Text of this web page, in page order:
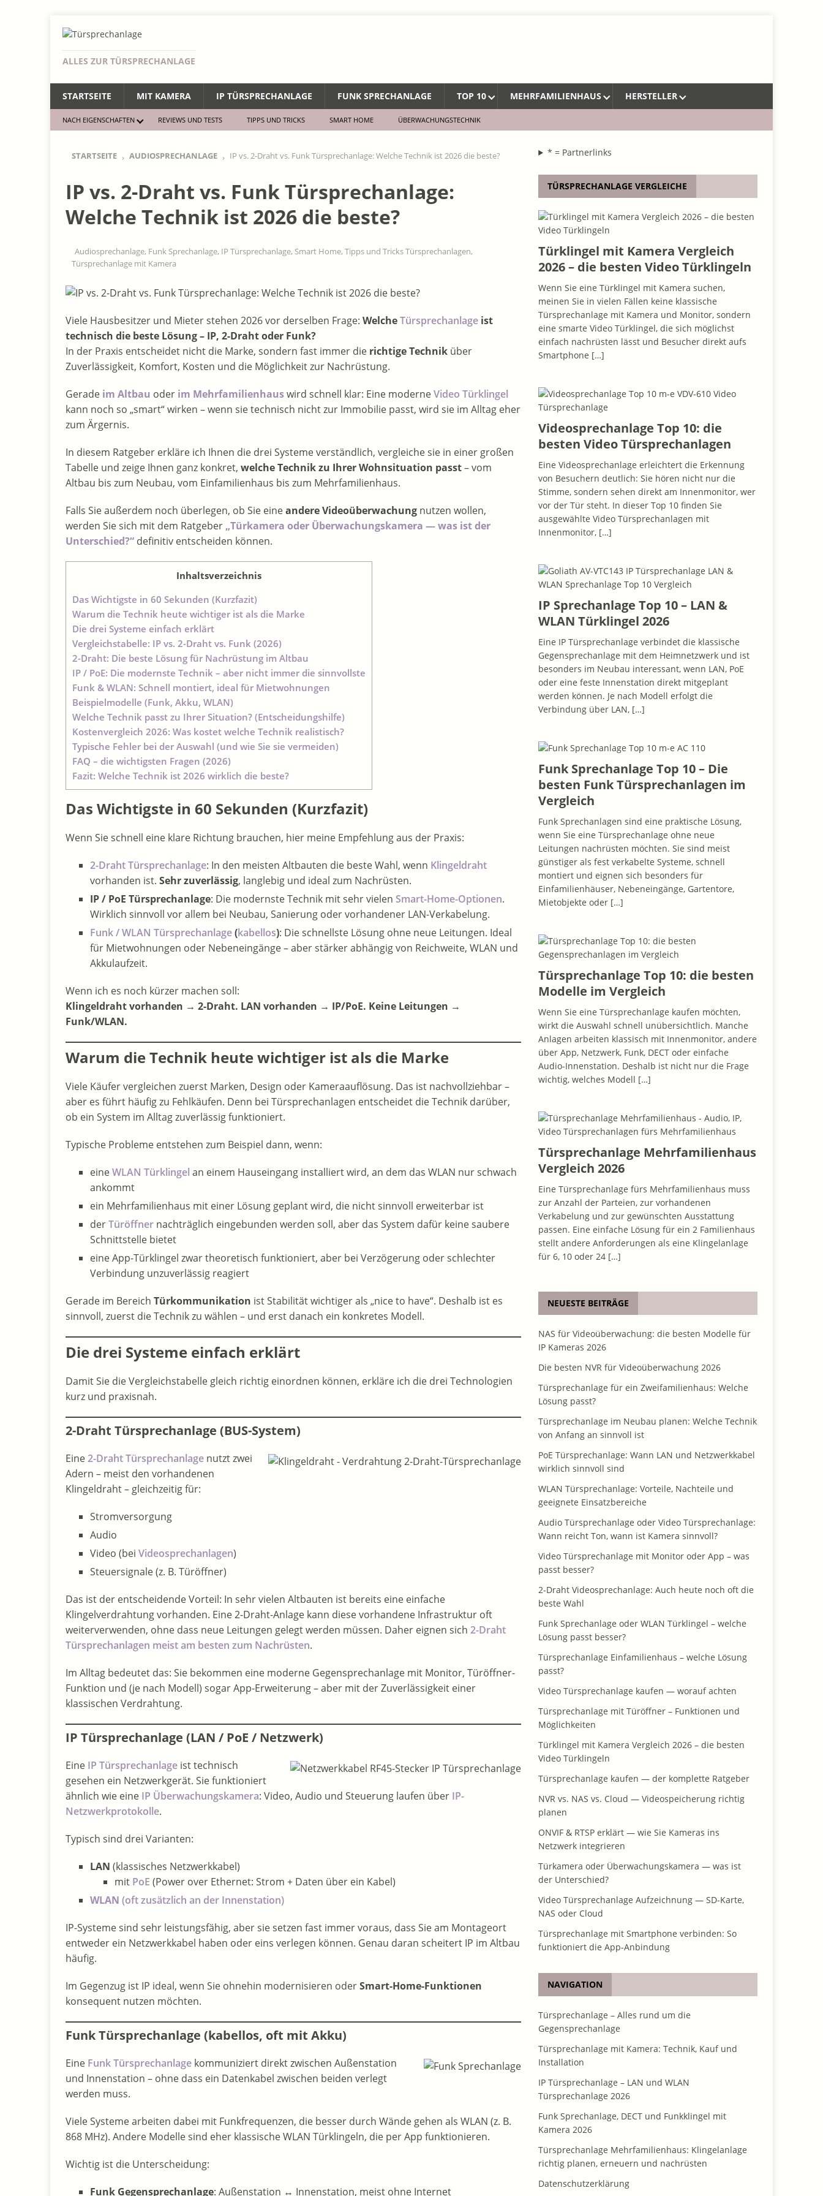
ALLES ZUR TÜRSPRECHANLAGE
STARTSEITE MIT KAMERA IP TÜRSPRECHANLAGE FUNK SPRECHANLAGE TOP 10 MEHRFAMILIENHAUS HERSTELLER
NACH EIGENSCHAFTEN REVIEWS UND TESTS TIPPS UND TRICKS SMART HOME ÜBERWACHUNGSTECHNIK
STARTSEITE AUDIOSPRECHANLAGE IP vs. 2-Draht vs. Funk Türsprechanlage: Welche Technik ist 2026 die beste?
IP vs. 2-Draht vs. Funk Türsprechanlage:
Welche Technik ist 2026 die beste?
Audiosprechanlage, Funk Sprechanlage, IP Türsprechanlage, Smart Home, Tipps und Tricks Türsprechanlagen,
Türsprechanlage mit Kamera
Viele Hausbesitzer und Mieter stehen 2026 vor derselben Frage: WelcheTürsprechanlage ist
technisch die beste Lösung – IP, 2-Draht oder Funk?
In der Praxis entscheidet nicht die Marke, sondern fast immer die richtige Technik über
Zuverlässigkeit, Komfort, Kosten und die Möglichkeit zur Nachrüstung.
Gerade im Altbau oder im Mehrfamilienhauswird schnell klar: Eine moderneVideo Türklingel
kann noch so „smart“ wirken – wenn sie technisch nicht zur Immobilie passt, wird sie im Alltag eher
zum Ärgernis.
In diesem Ratgeber erkläre ich Ihnen die drei Systeme verständlich, vergleiche sie in einer großen
Tabelle und zeige Ihnen ganz konkret, welche Technik zu Ihrer Wohnsituation passt– vom
Altbau bis zum Neubau, vom Einfamilienhaus bis zum Mehrfamilienhaus.
Falls Sie außerdem noch überlegen, ob Sie eineandere Videoüberwachung nutzen wollen,
werden Sie sich mit dem Ratgeber „Türkamera oder Überwachungskamera — was ist der
Unterschied?“ definitiv entscheiden können.
Inhaltsverzeichnis
Das Wichtigste in 60 Sekunden (Kurzfazit)
Warum die Technik heute wichtiger ist als die Marke
Die drei Systeme einfach erklärt
Vergleichstabelle: IP vs. 2-Draht vs. Funk (2026)
2-Draht: Die beste Lösung für Nachrüstung im Altbau
IP / PoE: Die modernste Technik – aber nicht immer die sinnvollste
Funk & WLAN: Schnell montiert, ideal für Mietwohnungen
Beispielmodelle (Funk, Akku, WLAN)
Welche Technik passt zu Ihrer Situation? (Entscheidungshilfe)
Kostenvergleich 2026: Was kostet welche Technik realistisch?
Typische Fehler bei der Auswahl (und wie Sie sie vermeiden)
FAQ – die wichtigsten Fragen (2026)
Fazit: Welche Technik ist 2026 wirklich die beste?
Das Wichtigste in 60 Sekunden (Kurzfazit)
Wenn Sie schnell eine klare Richtung brauchen, hier meine Empfehlung aus der Praxis:
2-Draht Türsprechanlage: In den meisten Altbauten die beste Wahl, wenn Klingeldraht
vorhanden ist. Sehr zuverlässig, langlebig und ideal zum Nachrüsten.
IP / PoE Türsprechanlage: Die modernste Technik mit sehr vielen Smart-Home-Optionen.
Wirklich sinnvoll vor allem bei Neubau, Sanierung oder vorhandener LAN-Verkabelung.
Funk / WLAN Türsprechanlage(kabellos): Die schnellste Lösung ohne neue Leitungen. Ideal
für Mietwohnungen oder Nebeneingänge – aber stärker abhängig von Reichweite, WLAN und
Akkulaufzeit.
Wenn ich es noch kürzer machen soll:
Klingeldraht vorhanden → 2-Draht. LAN vorhanden → IP/PoE. Keine Leitungen →
Funk/WLAN.
Warum die Technik heute wichtiger ist als die Marke
Viele Käufer vergleichen zuerst Marken, Design oder Kameraauflösung. Das ist nachvollziehbar –
aber es führt häufig zu Fehlkäufen. Denn bei Türsprechanlagen entscheidet die Technik darüber,
ob ein System im Alltag zuverlässig funktioniert.
Typische Probleme entstehen zum Beispiel dann, wenn:
eineWLAN Türklingel an einem Hauseingang installiert wird, an dem das WLAN nur schwach
ankommt
ein Mehrfamilienhaus mit einer Lösung geplant wird, die nicht sinnvoll erweiterbar ist
derTüröffner nachträglich eingebunden werden soll, aber das System dafür keine saubere
Schnittstelle bietet
eine App-Türklingel zwar theoretisch funktioniert, aber bei Verzögerung oder schlechter
Verbindung unzuverlässig reagiert
Gerade im Bereich Türkommunikation ist Stabilität wichtiger als „nice to have“. Deshalb ist es
sinnvoll, zuerst die Technik zu wählen – und erst danach ein konkretes Modell.
Die drei Systeme einfach erklärt
Damit Sie die Vergleichstabelle gleich richtig einordnen können, erkläre ich die drei Technologien
kurz und praxisnah.
2-Draht Türsprechanlage (BUS-System)
Eine2-Draht Türsprechanlage nutzt zwei
Adern – meist den vorhandenen
Klingeldraht – gleichzeitig für:
Stromversorgung
Audio
Video (bei Videosprechanlagen)
Steuersignale (z. B. Türöffner)
Das ist der entscheidende Vorteil: In sehr vielen Altbauten ist bereits eine einfache
Klingelverdrahtung vorhanden. Eine 2-Draht-Anlage kann diese vorhandene Infrastruktur oft
weiterverwenden, ohne dass neue Leitungen gelegt werden müssen. Daher eignen sich 2-Draht
Türsprechanlagen meist am besten zum Nachrüsten.
Im Alltag bedeutet das: Sie bekommen eine moderne Gegensprechanlage mit Monitor, Türöffner-
Funktion und (je nach Modell) sogar App-Erweiterung – aber mit der Zuverlässigkeit einer
klassischen Verdrahtung.
IP Türsprechanlage (LAN / PoE / Netzwerk)
Eine IP Türsprechanlage ist technisch
gesehen ein Netzwerkgerät. Sie funktioniert
ähnlich wie eine IP Überwachungskamera: Video, Audio und Steuerung laufen über IP-
Netzwerkprotokolle.
Typisch sind drei Varianten:
LAN (klassisches Netzwerkkabel)
mit PoE (Power over Ethernet: Strom + Daten über ein Kabel)
WLAN (oft zusätzlich an der Innenstation)
IP-Systeme sind sehr leistungsfähig, aber sie setzen fast immer voraus, dass Sie am Montageort
entweder ein Netzwerkkabel haben oder eins verlegen können. Genau daran scheitert IP im Altbau
häufig.
Im Gegenzug ist IP ideal, wenn Sie ohnehin modernisieren oderSmart-Home-Funktionen
konsequent nutzen möchten.
Funk Türsprechanlage (kabellos, oft mit Akku)
Eine Funk Türsprechanlage kommuniziert direkt zwischen Außenstation
und Innenstation – ohne dass ein Datenkabel zwischen beiden verlegt
werden muss.
Viele Systeme arbeiten dabei mit Funkfrequenzen, die besser durch Wände gehen als WLAN (z. B.
868 MHz). Andere Modelle sind eher klassische WLAN Türklingeln, die per App funktionieren.
Wichtig ist die Unterscheidung:
Funk Gegensprechanlage: Außenstation ↔ Innenstation, meist ohne Internet
* = Partnerlinks
TÜRSPRECHANLAGE VERGLEICHE
Türklingel mit Kamera Vergleich
2026 – die besten Video Türklingeln
Wenn Sie eine Türklingel mit Kamera suchen,
meinen Sie in vielen Fällen keine klassische
Türsprechanlage mit Kamera und Monitor, sondern
eine smarte Video Türklingel, die sich möglichst
einfach nachrüsten lässt und Besucher direkt aufs
Smartphone […]
Videosprechanlage Top 10: die
besten Video Türsprechanlagen
Eine Videosprechanlage erleichtert die Erkennung
von Besuchern deutlich: Sie hören nicht nur die
Stimme, sondern sehen direkt am Innenmonitor, wer
vor der Tür steht. In dieser Top 10 finden Sie
ausgewählte Video Türsprechanlagen mit
Innenmonitor, […]
IP Sprechanlage Top 10 – LAN &
WLAN Türklingel 2026
Eine IP Türsprechanlage verbindet die klassische
Gegensprechanlage mit dem Heimnetzwerk und ist
besonders im Neubau interessant, wenn LAN, PoE
oder eine feste Innenstation direkt mitgeplant
werden können. Je nach Modell erfolgt die
Verbindung über LAN, […]
Funk Sprechanlage Top 10 – Die
besten Funk Türsprechanlagen im
Vergleich
Funk Sprechanlagen sind eine praktische Lösung,
wenn Sie eine Türsprechanlage ohne neue
Leitungen nachrüsten möchten. Sie sind meist
günstiger als fest verkabelte Systeme, schnell
montiert und eignen sich besonders für
Einfamilienhäuser, Nebeneingänge, Gartentore,
Mietobjekte oder […]
Türsprechanlage Top 10: die besten
Modelle im Vergleich
Wenn Sie eine Türsprechanlage kaufen möchten,
wirkt die Auswahl schnell unübersichtlich. Manche
Anlagen arbeiten klassisch mit Innenmonitor, andere
über App, Netzwerk, Funk, DECT oder einfache
Audio-Innenstation. Deshalb ist nicht nur die Frage
wichtig, welches Modell […]
Türsprechanlage Mehrfamilienhaus
Vergleich 2026
Eine Türsprechanlage fürs Mehrfamilienhaus muss
zur Anzahl der Parteien, zur vorhandenen
Verkabelung und zur gewünschten Ausstattung
passen. Eine einfache Lösung für ein 2 Familienhaus
stellt andere Anforderungen als eine Klingelanlage
für 6, 10 oder 24 […]
NEUESTE BEITRÄGE
NAS für Videoüberwachung: die besten Modelle für
IP Kameras 2026
Die besten NVR für Videoüberwachung 2026
Türsprechanlage für ein Zweifamilienhaus: Welche
Lösung passt?
Türsprechanlage im Neubau planen: Welche Technik
von Anfang an sinnvoll ist
PoE Türsprechanlage: Wann LAN und Netzwerkkabel
wirklich sinnvoll sind
WLAN Türsprechanlage: Vorteile, Nachteile und
geeignete Einsatzbereiche
Audio Türsprechanlage oder Video Türsprechanlage:
Wann reicht Ton, wann ist Kamera sinnvoll?
Video Türsprechanlage mit Monitor oder App – was
passt besser?
2-Draht Videosprechanlage: Auch heute noch oft die
beste Wahl
Funk Sprechanlage oder WLAN Türklingel – welche
Lösung passt besser?
Türsprechanlage Einfamilienhaus – welche Lösung
passt?
Video Türsprechanlage kaufen — worauf achten
Türsprechanlage mit Türöffner – Funktionen und
Möglichkeiten
Türklingel mit Kamera Vergleich 2026 – die besten
Video Türklingeln
Türsprechanlage kaufen — der komplette Ratgeber
NVR vs. NAS vs. Cloud — Videospeicherung richtig
planen
ONVIF & RTSP erklärt — wie Sie Kameras ins
Netzwerk integrieren
Türkamera oder Überwachungskamera — was ist
der Unterschied?
Video Türsprechanlage Aufzeichnung — SD-Karte,
NAS oder Cloud
Türsprechanlage mit Smartphone verbinden: So
funktioniert die App-Anbindung
NAVIGATION
Türsprechanlage – Alles rund um die
Gegensprechanlage
Türsprechanlage mit Kamera: Technik, Kauf und
Installation
IP Türsprechanlage – LAN und WLAN
Türsprechanlage 2026
Funk Sprechanlage, DECT und Funkklingel mit
Kamera 2026
Türsprechanlage Mehrfamilienhaus: Klingelanlage
richtig planen, erneuern und nachrüsten
Datenschutzerklärung